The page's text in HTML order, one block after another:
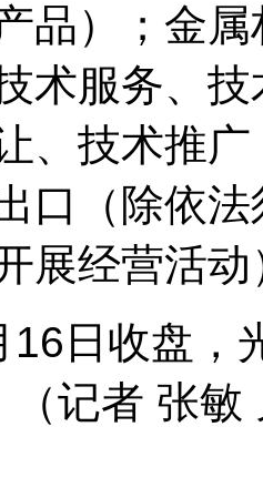
品）；金
术服务、
、技术推
口（除依
展经营活动
日收盘，
（记者 张敏